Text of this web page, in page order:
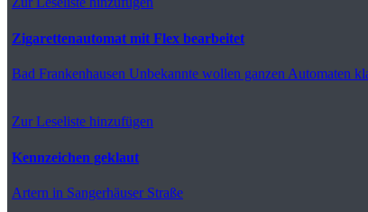
Zigarettenautomat mit Flex bearbeitet
Bad Frankenhausen Unbekannte wollen ganzen Automaten
Zur Leseliste hinzufügen
Kennzeichen geklaut
Artern in Sangerhäuser Straße